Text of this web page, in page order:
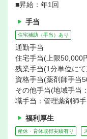
■昇給：年1回
手当
住宅補助（手当）あり
通勤手当
住宅手当(上限50,000
残業手当(1分単位に
資格手当(薬剤師手当
その他手当(地域手当
職手当：管理薬剤師
福利厚生
産休・育休取得実績有り